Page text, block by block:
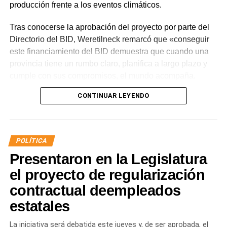
producción frente a los eventos climáticos.
Tras conocerse la aprobación del proyecto por parte del
Directorio del BID, Weretilneck remarcó que «conseguir
este financiamiento del BID demuestra que cuando una
provincia tiene un rumbo claro, planifica a largo plazo y
Estos fondos llegan porque Río Negro tiene un proyecto
de desarrollo serio, con obras concretas y una visión de
El monto total del Programa es de US$ 85 millones.
De ese total, US$ 80 millones serán financiados con
recursos del Banco Interamericano de Desarrollo y
US$ 5 millones con recursos propios de la provincia
de Río Negro.
«La aprobación de este crédito refleja la confianza que
CONTINUAR LEYENDO
POLÍTICA
Presentaron en la Legislatura
el proyecto de regularización
contractual deempleados
estatales
La iniciativa será debatida este jueves y, de ser aprobada, el